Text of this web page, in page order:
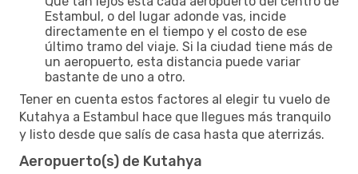
Estambul, o del lugar adonde vas, incide
directamente en el tiempo y el costo de ese
último tramo del viaje. Si la ciudad tiene más de
un aeropuerto, esta distancia puede variar
bastante de uno a otro.
Tener en cuenta estos factores al elegir tu vuelo de
Kutahya a Estambul hace que llegues más tranquilo
y listo desde que salís de casa hasta que aterrizás.
Aeropuerto(s) de Kutahya